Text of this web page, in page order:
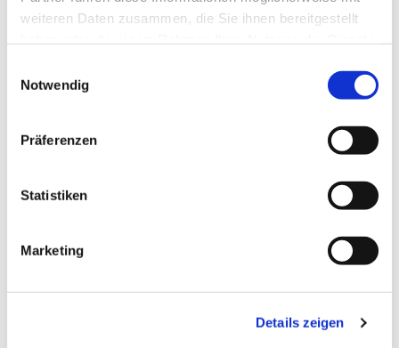
weiteren Daten zusammen, die Sie ihnen bereitgestellt
Notwendig
Präferenzen
Statistiken
Marketing
Details zeigen